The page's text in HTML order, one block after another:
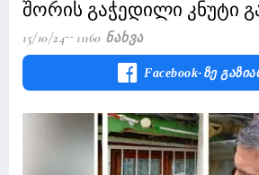
შორის გაჭედილი კნუტი
15/10/24 11160 Ნახვა
Facebook-Ზე